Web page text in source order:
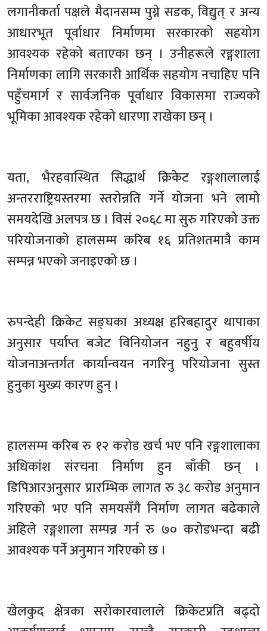
लगानीकर्ता पक्षले मैदानसम्म पुग्ने सडक, विद्युत् र अन्य
आधारभूत पूर्वाधार निर्माणमा सरकारको सहयोग
आवश्यक रहेको बताएका छन् । उनीहरूले रङ्गशाला
निर्माणका लागि सरकारी आर्थिक सहयोग नचाहिए पनि
पहुँचमार्ग र सार्वजनिक पूर्वाधार विकासमा राज्यको
भूमिका आवश्यक रहेको धारणा राखेका छन् ।
यता, भैरहवास्थित सिद्धार्थ क्रिकेट रङ्गशालालाई
अन्तरराष्ट्रियस्तरमा स्तरोन्नति गर्ने योजना भने लामो
समयदेखि अलपत्र छ । विसं २०६८ मा सुरु गरिएको उक्त
परियोजनाको हालसम्म करिब १६ प्रतिशतमात्रै काम
सम्पन्न भएको जनाइएको छ ।
रुपन्देही क्रिकेट सङ्घका अध्यक्ष हरिबहादुर थापाका
अनुसार पर्याप्त बजेट विनियोजन नहुनु र बहुवर्षीय
योजनाअन्तर्गत कार्यान्वयन नगरिनु परियोजना सुस्त
हुनुका मुख्य कारण हुन् ।
हालसम्म करिब रु १२ करोड खर्च भए पनि रङ्गशालाका
अधिकांश संरचना निर्माण हुन बाँकी छन् ।
डिपिआरअनुसार प्रारम्भिक लागत रु ३८ करोड अनुमान
गरिएको भए पनि समयसँगै निर्माण लागत बढेकाले
अहिले रङ्गशाला सम्पन्न गर्न रु ७० करोडभन्दा बढी
आवश्यक पर्ने अनुमान गरिएको छ ।
खेलकुद क्षेत्रका सरोकारवालाले क्रिकेटप्रति बढ्दो